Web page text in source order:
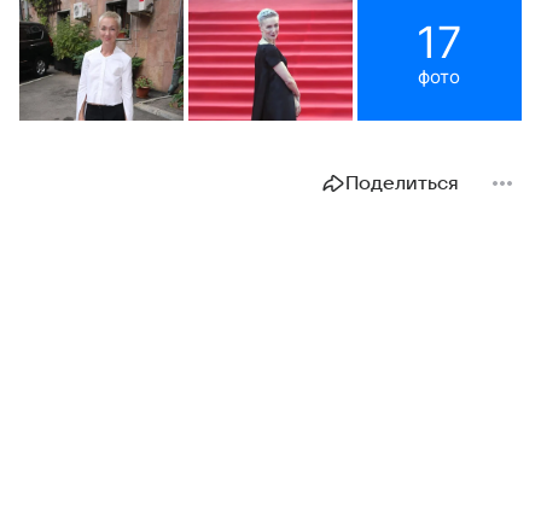
17
фото
Поделиться